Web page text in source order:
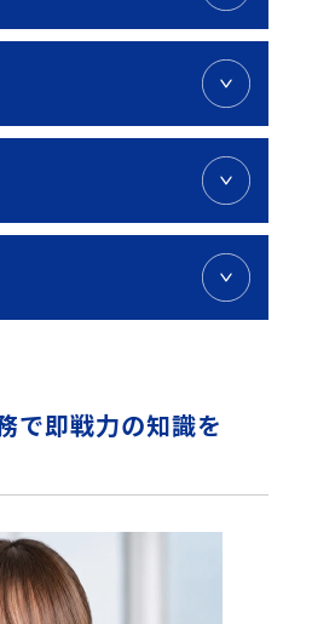
で即戦力の知識を